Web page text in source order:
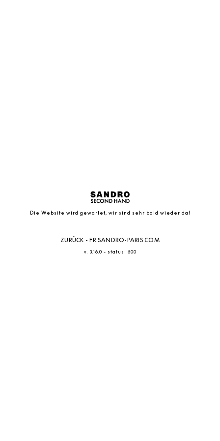
Die Website wird gewartet, wir sind sehr bald wieder da!
ZURÜCK - FR.SANDRO-PARIS.COM
v. 3.16.0 - status: 500